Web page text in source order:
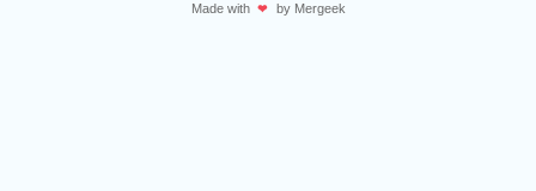
Made with ❤ by Mergeek